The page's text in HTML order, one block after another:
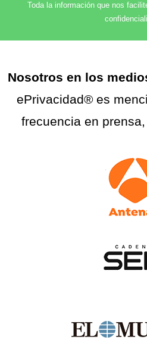
Toda la información que nos
Nosotros en los
ePrivacidad® es
frecuencia en